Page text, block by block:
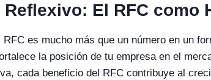
Reflexivo: El RFC como
RFC es mucho más que un número en un
la posición de tu empresa en el
cada beneficio del RFC contribuye al